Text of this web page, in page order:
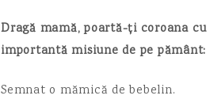
Dragă mamă, poartă-ți coroana
importantă misiune de pe
Semnat o mămică de bebelin.